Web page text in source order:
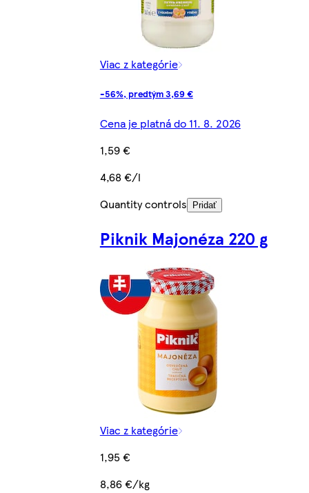
Viac z kategórie
-56%, predtým 3,69 €
Cena je platná do 11. 8. 2026
1,59 €
4,68 €/l
Quantity controls
Pridať
Piknik Majonéza 220 g
Viac z kategórie
1,95 €
8,86 €/kg